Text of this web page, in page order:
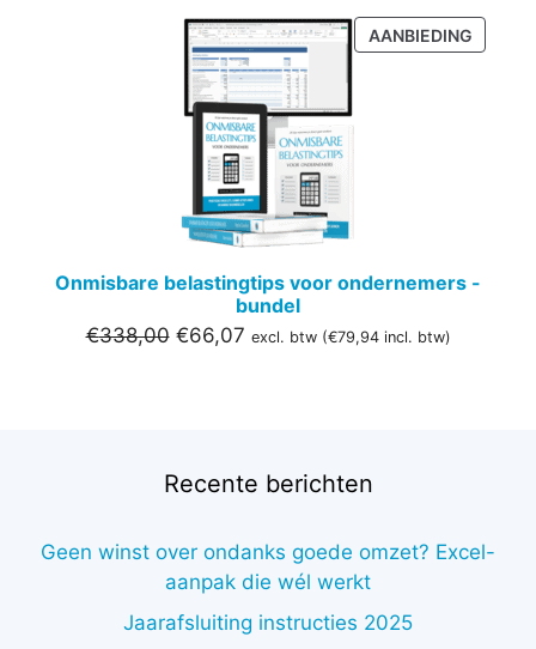
AANBIEDING
IN
Onmisbare belastingtips voor ondernemers -
bundel
€338,00 Oorspronkelijke
€66,07Huidige
excl. btw (€79,94incl. btw)
Recente berichten
Geen winst over ondanks goede omzet? Excel-
aanpak die wél werkt
Jaarafsluiting instructies 2025